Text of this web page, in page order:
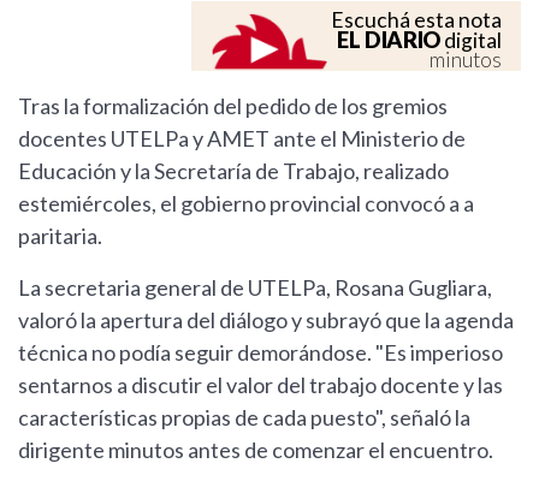
Escuchá esta nota
EL DIARIOdigital
minutos
Tras la formalización del pedido de los gremios
docentes UTELPa y AMET ante el Ministerio de
Educación y la Secretaría de Trabajo, realizado
estemiércoles, el gobierno provincial convocó a a
paritaria.
La secretaria general de UTELPa, Rosana Gugliara,
valoró la apertura del diálogo y subrayó que la agenda
técnica no podía seguir demorándose. "Es imperioso
sentarnos a discutir el valor del trabajo docente y las
características propias de cada puesto", señaló la
dirigente minutos antes de comenzar el encuentro.